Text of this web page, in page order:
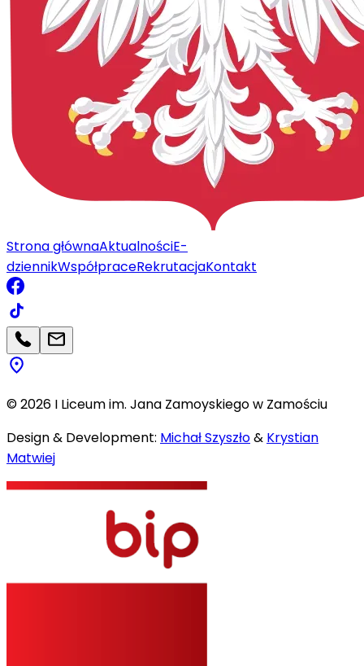
Strona głównaAktualnościE-
dziennikWspółpraceRekrutacjaKontakt
©2026 I Liceum im. Jana Zamoyskiego w Zamościu
Design & Development: Michał Szyszło& Krystian
Matwiej